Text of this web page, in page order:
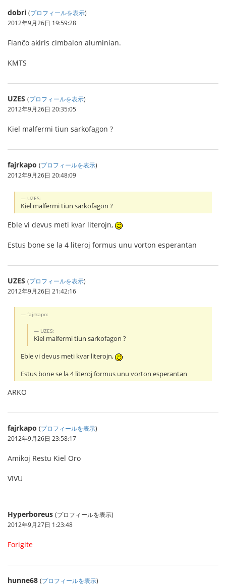
dobri (プロフィールを表示)
2012年9月26日 19:59:28
Fianĉo akiris cimbalon aluminian.
KMTS
UZES (プロフィールを表示)
2012年9月26日 20:35:05
Kiel malfermi tiun sarkofagon ?
fajrkapo (プロフィールを表示)
2012年9月26日 20:48:09
UZES:
Kiel malfermi tiun sarkofagon ?
Eble vi devus meti kvar literojn,
Estus bone se la 4 literoj formus unu vorton esperantan
UZES (プロフィールを表示)
2012年9月26日 21:42:16
fajrkapo:
UZES:
Kiel malfermi tiun sarkofagon ?
Eble vi devus meti kvar literojn,
Estus bone se la 4 literoj formus unu vorton esperantan
ARKO
fajrkapo (プロフィールを表示)
2012年9月26日 23:58:17
Amikoj Restu Kiel Oro
VIVU
Hyperboreus (プロフィールを表示)
2012年9月27日 1:23:48
Forigite
hunne68 (プロフィールを表示)